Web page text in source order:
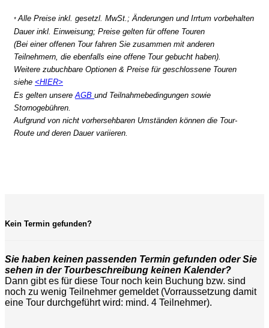
*Alle Preise inkl. gesetzl. MwSt.; Änderungen und Irrtum vorbehalten
Dauer inkl. Einweisung; Preise gelten für offene Touren
(Bei einer offenen Tour fahren Sie zusammen mit anderen
Teilnehmern, die ebenfalls eine offene Tour gebucht haben).
Weitere zubuchbare Optionen & Preise für geschlossene Touren
siehe <HIER>
Es gelten unsere AGB und Teilnahmebedingungen sowie
Stornogebühren.
Aufgrund von nicht vorhersehbaren Umständen können die Tour-
Route und deren Dauer variieren.
Kein Termin gefunden?
Sie haben keinen passenden Termin gefunden oder Sie
sehen in der Tourbeschreibung keinen Kalender?
Dann gibt es für diese Tour noch kein Buchung bzw. sind
noch zu wenig Teilnehmer gemeldet (Vorraussetzung damit
eine Tour durchgeführt wird: mind. 4 Teilnehmer).